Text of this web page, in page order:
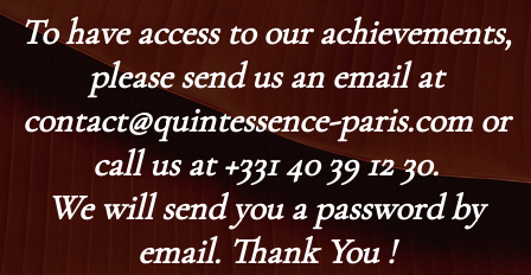
To have access to our achievements,
please send us an email at
contact@quintessence-paris.com or
call us at +331 40 39 12 30.
We will send you a password by
email. Thank You !